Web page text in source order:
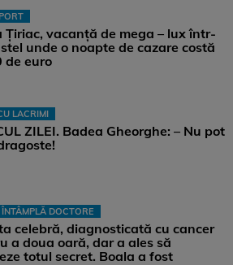
Țiriac, vacanță de mega – lux într-
unde o noapte de cazare costă
de euro
LACRIMI
ZILEI. Badea Gheorghe: – Nu pot
ÎNTÂMPLĂ DOCTORE
celebră, diagnosticată cu cancer
a doua oară, dar a ales să
totul secret. Boala a fost